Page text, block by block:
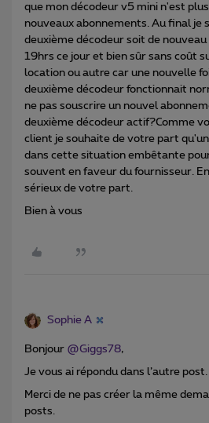
que mon décodeur v5 mini n'est
nouveaux abonnements. Au final je
deuxième décodeur soit de
19hrs ce jour et bien sûr sans coût
location ou autre car une nouvelle
deuxième décodeur fonctionnait
ne pas souscrire un nouvel
deuxième décodeur actif?Comme
client je souhaite de votre part
dans cette situation embêtante
souvent en faveur du fournisseur.
sérieux de votre part.
Bien à vous
Sophie A
Bonjour @Giggs78,
Je vous ai répondu dans l’autre post.
Merci de ne pas créer la même
posts.